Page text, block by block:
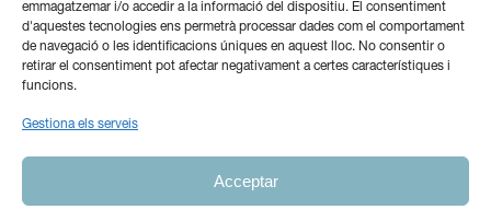
emmagatzemar i/o accedir a la informació del dispositiu. El consentiment
d'aquestes tecnologies ens permetrà processar dades com el comportament
de navegació o les identificacions úniques en aquest lloc. No consentir o
retirar el consentiment pot afectar negativament a certes característiques i
funcions.
Gestiona els serveis
Acceptar
Sobre nosaltres Serveis
Blog
Canal Ètic